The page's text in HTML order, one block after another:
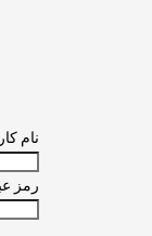
نام
رمز